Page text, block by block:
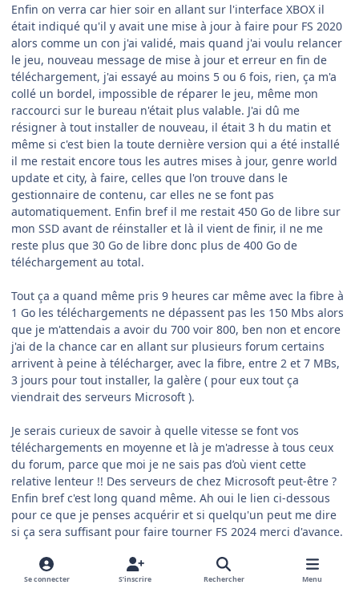
Enfin on verra car hier soir en allant sur l'interface XBOX il
était indiqué qu'il y avait une mise à jour à faire pour FS 2020
alors comme un con j'ai validé, mais quand j'ai voulu relancer
le jeu, nouveau message de mise à jour et erreur en fin de
téléchargement, j'ai essayé au moins 5 ou 6 fois, rien, ça m'a
collé un bordel, impossible de réparer le jeu, même mon
raccourci sur le bureau n'était plus valable. J'ai dû me
résigner à tout installer de nouveau, il était 3 h du matin et
même si c'est bien la toute dernière version qui a été installé
il me restait encore tous les autres mises à jour, genre world
update et city, à faire, celles que l'on trouve dans le
gestionnaire de contenu, car elles ne se font pas
automatiquement. Enfin bref il me restait 450 Go de libre sur
mon SSD avant de réinstaller et là il vient de finir, il ne me
reste plus que 30 Go de libre donc plus de 400 Go de
téléchargement au total.
Tout ça a quand même pris 9 heures car même avec la fibre à
1 Go les téléchargements ne dépassent pas les 150 Mbs alors
que je m'attendais a avoir du 700 voir 800, ben non et encore
j'ai de la chance car en allant sur plusieurs forum certains
arrivent à peine à télécharger, avec la fibre, entre 2 et 7 MBs,
3 jours pour tout installer, la galère ( pour eux tout ça
viendrait des serveurs Microsoft ).
Je serais curieux de savoir à quelle vitesse se font vos
téléchargements en moyenne et là je m'adresse à tous ceux
du forum, parce que moi je ne sais pas d’où vient cette
relative lenteur !! Des serveurs de chez Microsoft peut-être ?
Enfin bref c'est long quand même. Ah oui le lien ci-dessous
pour ce que je penses acquérir et si quelqu'un peut me dire
si ça sera suffisant pour faire tourner FS 2024 merci d'avance.
PC Portable Gamer ASUS ROG Strix G18 | 18" WQXGA 240Hz -
RTX 4070 8Go - Intel Core i9-14900HX - RAM 32Go - 2To SSD -
Se connecter S’inscrire Rechercher Menu